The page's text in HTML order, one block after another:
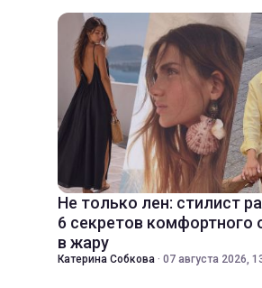
Не только лен: стилист
6 секретов комфортного
в жару
Катерина Собкова · 07 августа 2026,